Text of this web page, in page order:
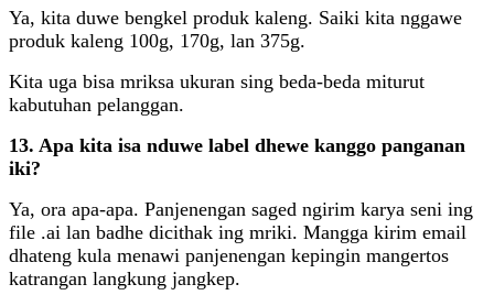
Ya, kita duwe bengkel produk kaleng. Saiki kita nggawe
produk kaleng 100g, 170g, lan 375g.
Kita uga bisa mriksa ukuran sing beda-beda miturut
kabutuhan pelanggan.
13. Apa kita isa nduwe label dhewe kanggo panganan
iki?
Ya, ora apa-apa. Panjenengan saged ngirim karya seni ing
file .ai lan badhe dicithak ing mriki. Mangga kirim email
dhateng kula menawi panjenengan kepingin mangertos
katrangan langkung jangkep.